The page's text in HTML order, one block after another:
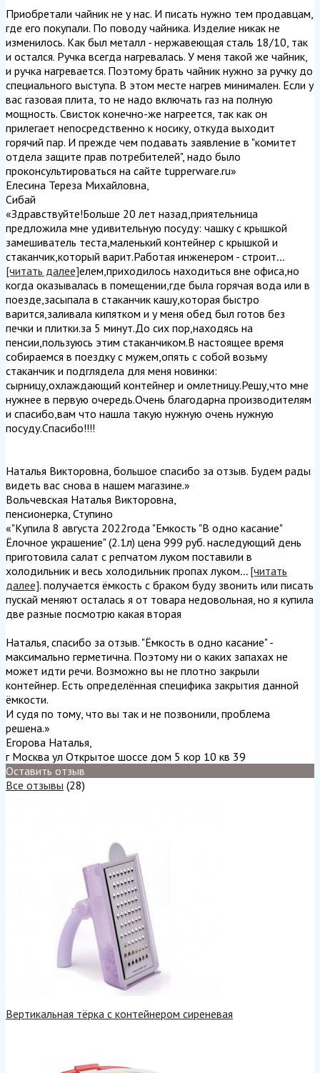
Приобретали чайник не у нас. И писать нужно тем продавцам,
где его покупали. По поводу чайника. Изделие никак не
изменилось. Как был металл - нержавеющая сталь 18/10, так
и остался. Ручка всегда нагревалась. У меня такой же чайник,
и ручка нагревается. Поэтому брать чайник нужно за ручку до
специального выступа. В этом месте нагрев минимален. Если у
вас газовая плита, то не надо включать газ на полную
мощность. Свисток конечно-же нагреется, так как он
прилегает непосредственно к носику, откуда выходит
горячий пар. И прежде чем подавать заявление в "комитет
отдела защите прав потребителей", надо было
проконсультироваться на сайте tupperware.ru»
Елесина Тереза Михайловна,
Сибай
«Здравствуйте!Больше 20 лет назад,приятельница
предложила мне удивительную посуду: чашку с крышкой
замешиватель теста,маленький контейнер с крышкой и
стаканчик,который варит.Работая инженером - строит...
[читать далее]елем,приходилось находиться вне офиса,но
когда оказывалась в помещении,где была горячая вода или в
поезде,засыпала в стаканчик кашу,которая быстро
варится,заливала кипятком и у меня обед был готов без
печки и плитки.за 5 минут.До сих пор,находясь на
пенсии,пользуюсь этим стаканчиком.В настоящее время
собираемся в поездку с мужем,опять с собой возьму
стаканчик и подглядела для меня новинки:
сырницу,охлаждающий контейнер и омлетницу.Решу,что мне
нужнее в первую очередь.Очень благодарна производителям
и спасибо,вам что нашла такую нужную очень нужную
посуду.Спасибо!!!!
Наталья Викторовна, большое спасибо за отзыв. Будем рады
видеть вас снова в нашем магазине.»
Вольчевская Наталья Викторовна,
пенсионерка, Ступино
«"Купила 8 августа 2022года "Емкость "В одно касание"
Ёлочное украшение" (2.1л) цена 999 руб. наследующий день
приготовила салат с репчатом луком поставили в
холодильник и весь холодильник пропах луком... [читать
далее]. получается ёмкость с браком буду звонить или писать
пускай меняют осталась я от товара недовольная, но я купила
две разные посмотрю какая вторая
Наталья, спасибо за отзыв. "Ёмкость в одно касание" -
максимально герметична. Поэтому ни о каких запахах не
может идти речи. Возможно вы не плотно закрыли
контейнер. Есть определённая специфика закрытия данной
ёмкости.
И судя по тому, что вы так и не позвонили, проблема
решена.»
Егорова Наталья,
г Москва ул Открытое шоссе дом 5 кор 10 кв 39
Оставить отзыв
Все отзывы (28)
Вертикальная тёрка с контейнером сиреневая